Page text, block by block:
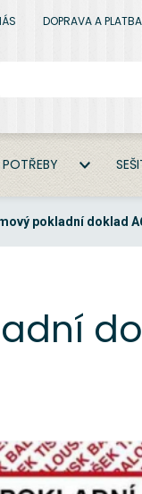
DOPRAVA A PLATBA
POTŘEBY
pokladní doklad